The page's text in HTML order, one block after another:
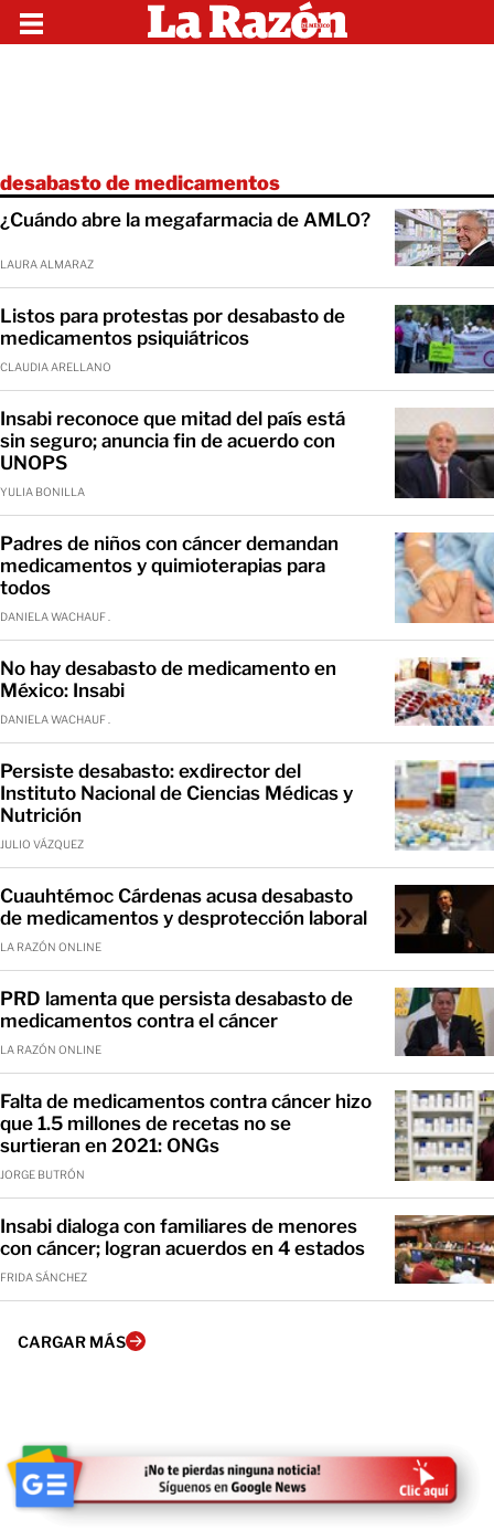
desabasto de medicamentos
¿Cuándo abre la megafarmacia de AMLO?
LAURA ALMARAZ
Listos para protestas por desabasto de
medicamentos psiquiátricos
CLAUDIA ARELLANO
Insabi reconoce que mitad del país está
sin seguro; anuncia fin de acuerdo con
UNOPS
YULIA BONILLA
Padres de niños con cáncer demandan
medicamentos y quimioterapias para
todos
DANIELA WACHAUF .
No hay desabasto de medicamento en
México: Insabi
DANIELA WACHAUF .
Persiste desabasto: exdirector del
Instituto Nacional de Ciencias Médicas y
Nutrición
JULIO VÁZQUEZ
Cuauhtémoc Cárdenas acusa desabasto
de medicamentos y desprotección laboral
LA RAZÓN ONLINE
PRD lamenta que persista desabasto de
medicamentos contra el cáncer
LA RAZÓN ONLINE
Falta de medicamentos contra cáncer hizo
que 1.5 millones de recetas no se
surtieran en 2021: ONGs
JORGE BUTRÓN
Insabi dialoga con familiares de menores
con cáncer; logran acuerdos en 4 estados
FRIDA SÁNCHEZ
CARGAR MÁS